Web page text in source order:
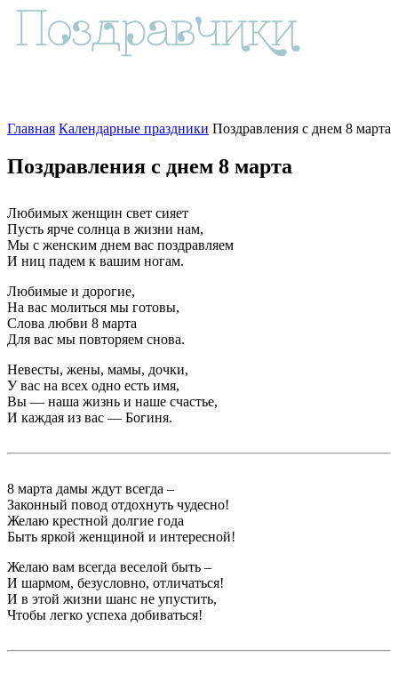
Главная Календарные праздники Поздравления с днем 8 марта
Поздравления с днем 8 марта
Любимых женщин свет сияет
Пусть ярче солнца в жизни нам,
Мы с женским днем вас поздравляем
И ниц падем к вашим ногам.
Любимые и дорогие,
На вас молиться мы готовы,
Слова любви 8 марта
Для вас мы повторяем снова.
Невесты, жены, мамы, дочки,
У вас на всех одно есть имя,
Вы — наша жизнь и наше счастье,
И каждая из вас — Богиня.
8 марта дамы ждут всегда –
Законный повод отдохнуть чудесно!
Желаю крестной долгие года
Быть яркой женщиной и интересной!
Желаю вам всегда веселой быть –
И шармом, безусловно, отличаться!
И в этой жизни шанс не упустить,
Чтобы легко успеха добиваться!